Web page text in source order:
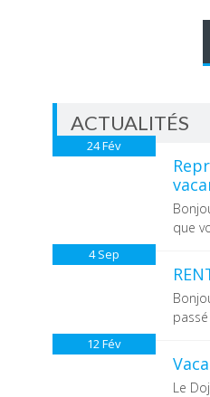
Postes
ACTUALITÉS
24Fév
que
4 Sep
12Fév
Le